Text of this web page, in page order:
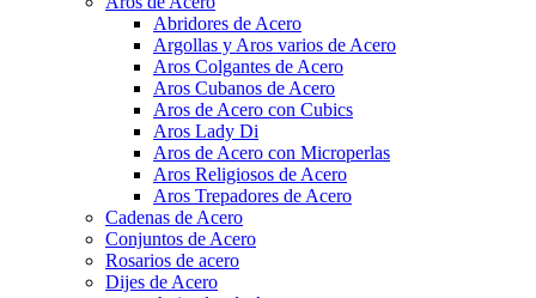
Abridores de Acero
Argollas y Aros varios de Acero
Aros Colgantes de Acero
Aros Cubanos de Acero
Aros de Acero con Cubics
Aros Lady Di
Aros de Acero con Microperlas
Aros Religiosos de Acero
Aros Trepadores de Acero
Cadenas de Acero
Conjuntos de Acero
Rosarios de acero
Dijes de Acero